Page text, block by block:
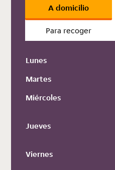
A domicilio
Para recoger
Lunes
Martes
Miércoles
Jueves
Viernes